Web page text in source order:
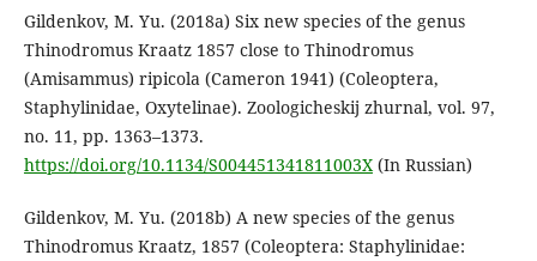
Gildenkov, M. Yu. (2018a) Six new species of the genus
Thinodromus Kraatz 1857 close to Thinodromus
(Amisammus) ripicola (Cameron 1941) (Coleoptera,
Staphylinidae, Oxytelinae). Zoologicheskij zhurnal, vol. 97,
no. 11, pp. 1363–1373.
https://doi.org/10.1134/S004451341811003X(In Russian)
Gildenkov, M. Yu. (2018b) A new species of the genus
Thinodromus Kraatz, 1857 (Coleoptera: Staphylinidae: